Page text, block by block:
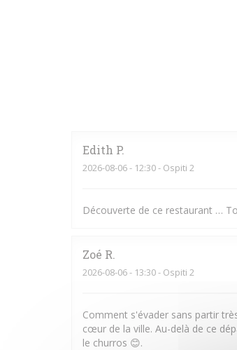
Edith P
2026-08-06- 12:30 - Ospiti 2
Découverte de ce restaurant …
Zoé R
2026-08-06- 13:30 - Ospiti 2
Comment s'évader sans partir
cœur de la ville. Au-delà de ce
le churros 😊.